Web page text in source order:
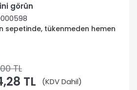
görün
sepetinde, tükenmeden hemen
TL
TL (KDV Dahil)